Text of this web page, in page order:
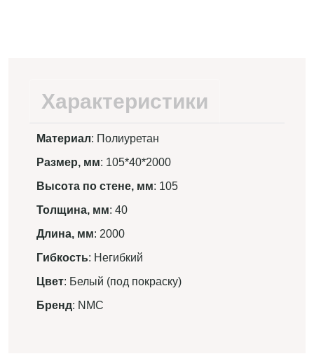
Характеристики
Материал: Полиуретан
Размер, мм: 105*40*2000
Высота по стене, мм: 105
Толщина, мм: 40
Длина, мм: 2000
Гибкость: Негибкий
Цвет: Белый (под покраску)
Бренд: NMC